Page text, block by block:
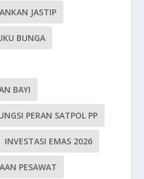
JASTIP
BUNGA
BAYI
PERAN SATPOL PP
INVESTASI EMAS 2026
PESAWAT